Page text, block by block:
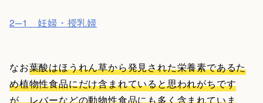
2─1 妊婦・授乳婦
なお葉酸はほうれん草から発見された栄養素であるた
め植物性食品にだけ含まれていると思われがちです
が、レバーなどの動物性食品にも多く含まれていま